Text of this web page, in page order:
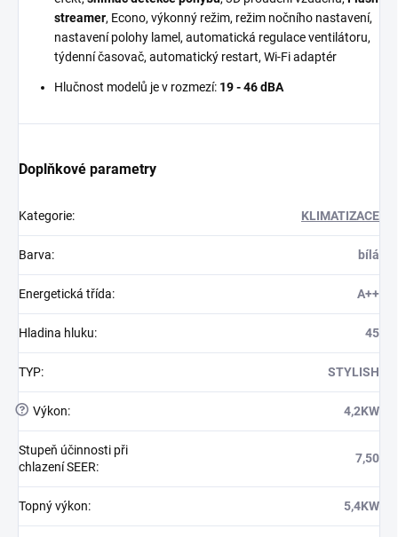
streamer, Econo, výkonný režim, režim nočního nastavení,
nastavení polohy lamel, automatická regulace ventilátoru,
týdenní časovač, automatický restart, Wi-Fi adaptér
Hlučnost modelů je v rozmezí: 19 - 46 dBA
Doplňkové parametry
Kategorie: KLIMATIZACE
Barva: bílá
Energetická třída: A++
Hladina hluku: 45
TYP: STYLISH
? Výkon: 4,2KW
Stupeň účinnosti při
chlazení SEER:
7,50
Topný výkon: 5,4KW